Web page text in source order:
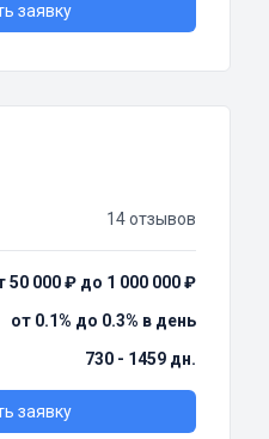
заявку
14 отзывов
50 000 ₽ до 1 000 000 ₽
от 0.1% до 0.3% в день
730 - 1459 дн.
заявку